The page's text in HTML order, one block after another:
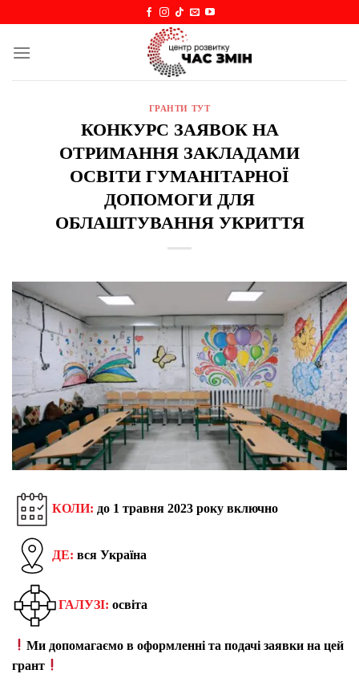
content
ГРАНТИ ТУТ
КОНКУРС ЗАЯВОК НА
ОТРИМАННЯ ЗАКЛАДАМИ
ОСВІТИ ГУМАНІТАРНОЇ
ДОПОМОГИ ДЛЯ
ОБЛАШТУВАННЯ УКРИТТЯ
КОЛИ: до 1 травня 2023 року включно
ДЕ: вся Україна
ГАЛУЗІ: освіта
Ми допомагаємо в оформленні та подачі заявки на цей
грант